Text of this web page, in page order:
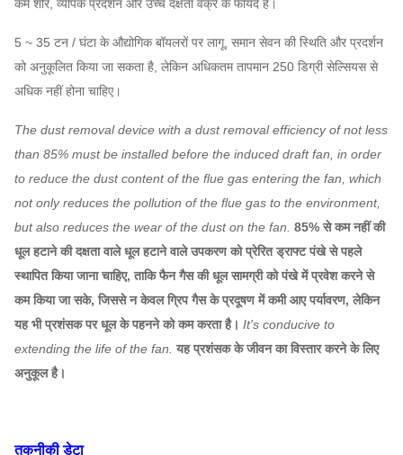
कम शोर, व्यापक प्रदर्शन और उच्च दक्षता वक्र के फायदे हैं।
5 ~ 35 टन / घंटा के औद्योगिक बॉयलरों पर लागू, समान सेवन की स्थिति और प्रदर्शन
को अनुकूलित किया जा सकता है, लेकिन अधिकतम तापमान 250 डिग्री सेल्सियस से
अधिक नहीं होना चाहिए।
The dust removal device with a dust removal efficiency of not less
than 85% must be installed before the induced draft fan, in order
to reduce the dust content of the flue gas entering the fan, which
not only reduces the pollution of the flue gas to the environment,
but also reduces the wear of the dust on the fan. 85% से कम नहीं की
धूल हटाने की दक्षता वाले धूल हटाने वाले उपकरण को प्रेरित ड्राफ्ट पंखे से पहले
स्थापित किया जाना चाहिए, ताकि फैन गैस की धूल सामग्री को पंखे में प्रवेश करने से
कम किया जा सके, जिससे न केवल ग्रिप गैस के प्रदूषण में कमी आए पर्यावरण, लेकिन
यह भी प्रशंसक पर धूल के पहनने को कम करता है। It's conducive to
extending the life of the fan. यह प्रशंसक के जीवन का विस्तार करने के लिए
अनुकूल है।
तकनीकी डेटा